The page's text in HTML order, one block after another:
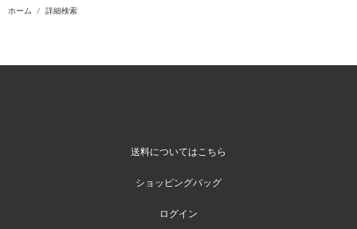
ホーム 詳細検索
送料についてはこちら
ショッピングバッグ
ログイン